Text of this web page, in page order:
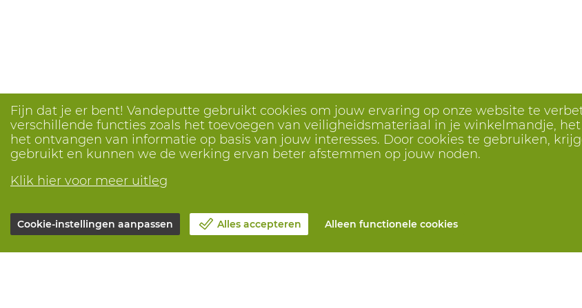
Fijn dat je er bent! Vandeputte gebruikt cookies om jouw ervaring op onze website te
verschillende functies zoals het toevoegen van veiligheidsmateriaal in je winkelmandje,
het ontvangen van informatie op basis van jouw interesses. Door cookies te gebruiken,
gebruikt en kunnen we de werking ervan beter afstemmen op jouw noden.
Klik hier voor meer uitleg
Cookie-instellingen aanpassen Alles accepteren Alleen functionele cookies